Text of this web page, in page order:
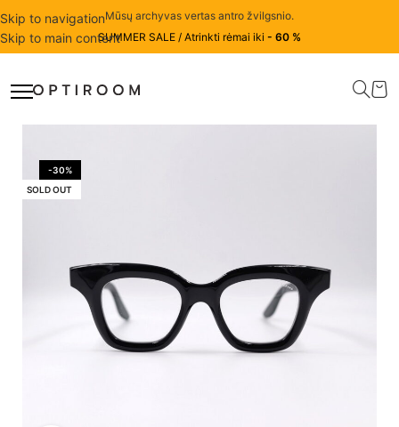
Skip to navigation
Skip to main content
Mūsų archyvas vertas antro žvilgsnio.
SUMMER SALE / Atrinkti rėmai iki - 60 %
-30%
SOLD OUT